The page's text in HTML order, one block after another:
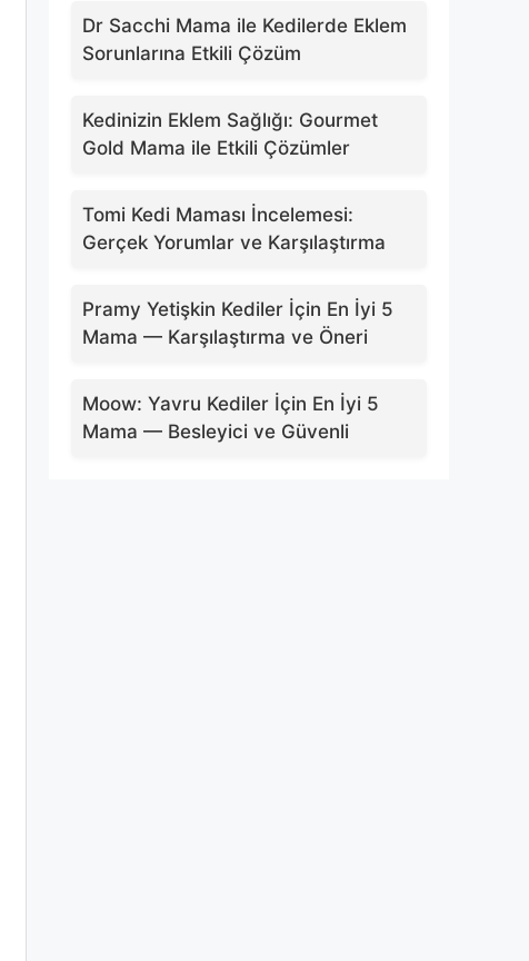
Dr Sacchi Mama ile Kedilerde Eklem
Sorunlarına Etkili Çözüm
Kedinizin Eklem Sağlığı: Gourmet
Gold Mama ile Etkili Çözümler
Tomi Kedi Maması İncelemesi:
Gerçek Yorumlar ve Karşılaştırma
Pramy Yetişkin Kediler İçin En İyi 5
Mama — Karşılaştırma ve Öneri
Moow: Yavru Kediler İçin En İyi 5
Mama — Besleyici ve Güvenli